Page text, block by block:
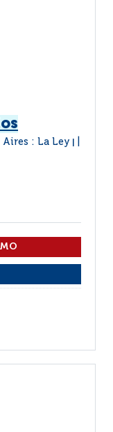
Aires : La Ley